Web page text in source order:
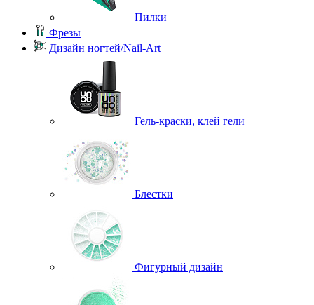
Пилки
Фрезы
Дизайн ногтей/Nail-Art
Гель-краски, клей гели
Блестки
Фигурный дизайн